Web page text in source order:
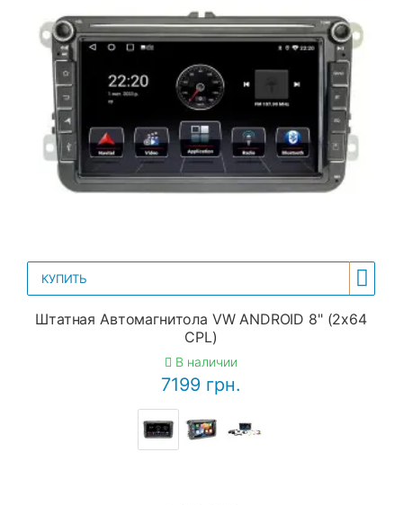
КУПИТЬ
Штатная Автомагнитола VW ANDROID 8" (2x64
CPL)
В наличии
7199 грн.